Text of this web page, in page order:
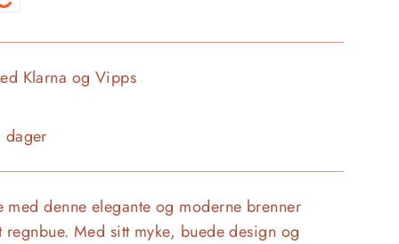
Klarna og Vipps
dager
denne elegante og moderne brenner
Med sitt myke, buede design og